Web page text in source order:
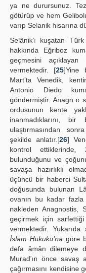
ya ne durursunuz.
götürüp ve hem
varıp Selanik hisarına
Selânik’i kuşatan
hakkında Eğriboz
geçmesini
vermektedir. [25]Yine
Mart’ta Venedik,
Antonio Diedo
göndermiştir. Anagn o
ordusunun kente
inanmadıklarını,
ulaştırmasından
şekilde anlatır.[26]
kontrol
bulunduğunu ve
savaşa hazırlıklı
üçüncü bir haberci
doğusunda bulunan
ovanın bu kadar fazla
nakleden Anagnostis,
geçirmek için
vermektedir.
İslam Hukuku'na göre
defa âmân dilemeye
Murad’ın önce savaş
çağırmasını kendisine